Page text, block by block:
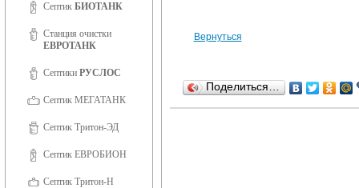
Септик БИОТАНК
Станция очистки
ЕВРОТАНК
Септики РУСЛОС
Септик МЕГАТАНК
Септик Тритон-ЭД
Септик ЕВРОБИОН
Септик Тритон-Н
Вернуться
Поделиться…